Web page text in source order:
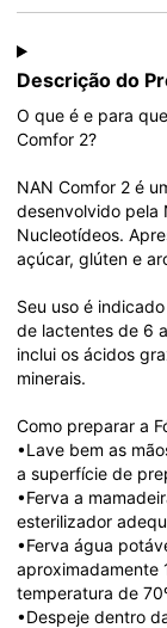
Descrição do
O que é e para
Comfor 2?
NAN Comfor 2 é
desenvolvido pela
Nucleotídeos.
açúcar, glúten e
Seu uso é
de lactentes de 6
inclui os ácidos
minerais.
Como preparar a
•Lave bem as
a superfície de
•Ferva a
esterilizador
•Ferva água
aproximadamente
temperatura de
•Despeje dentro